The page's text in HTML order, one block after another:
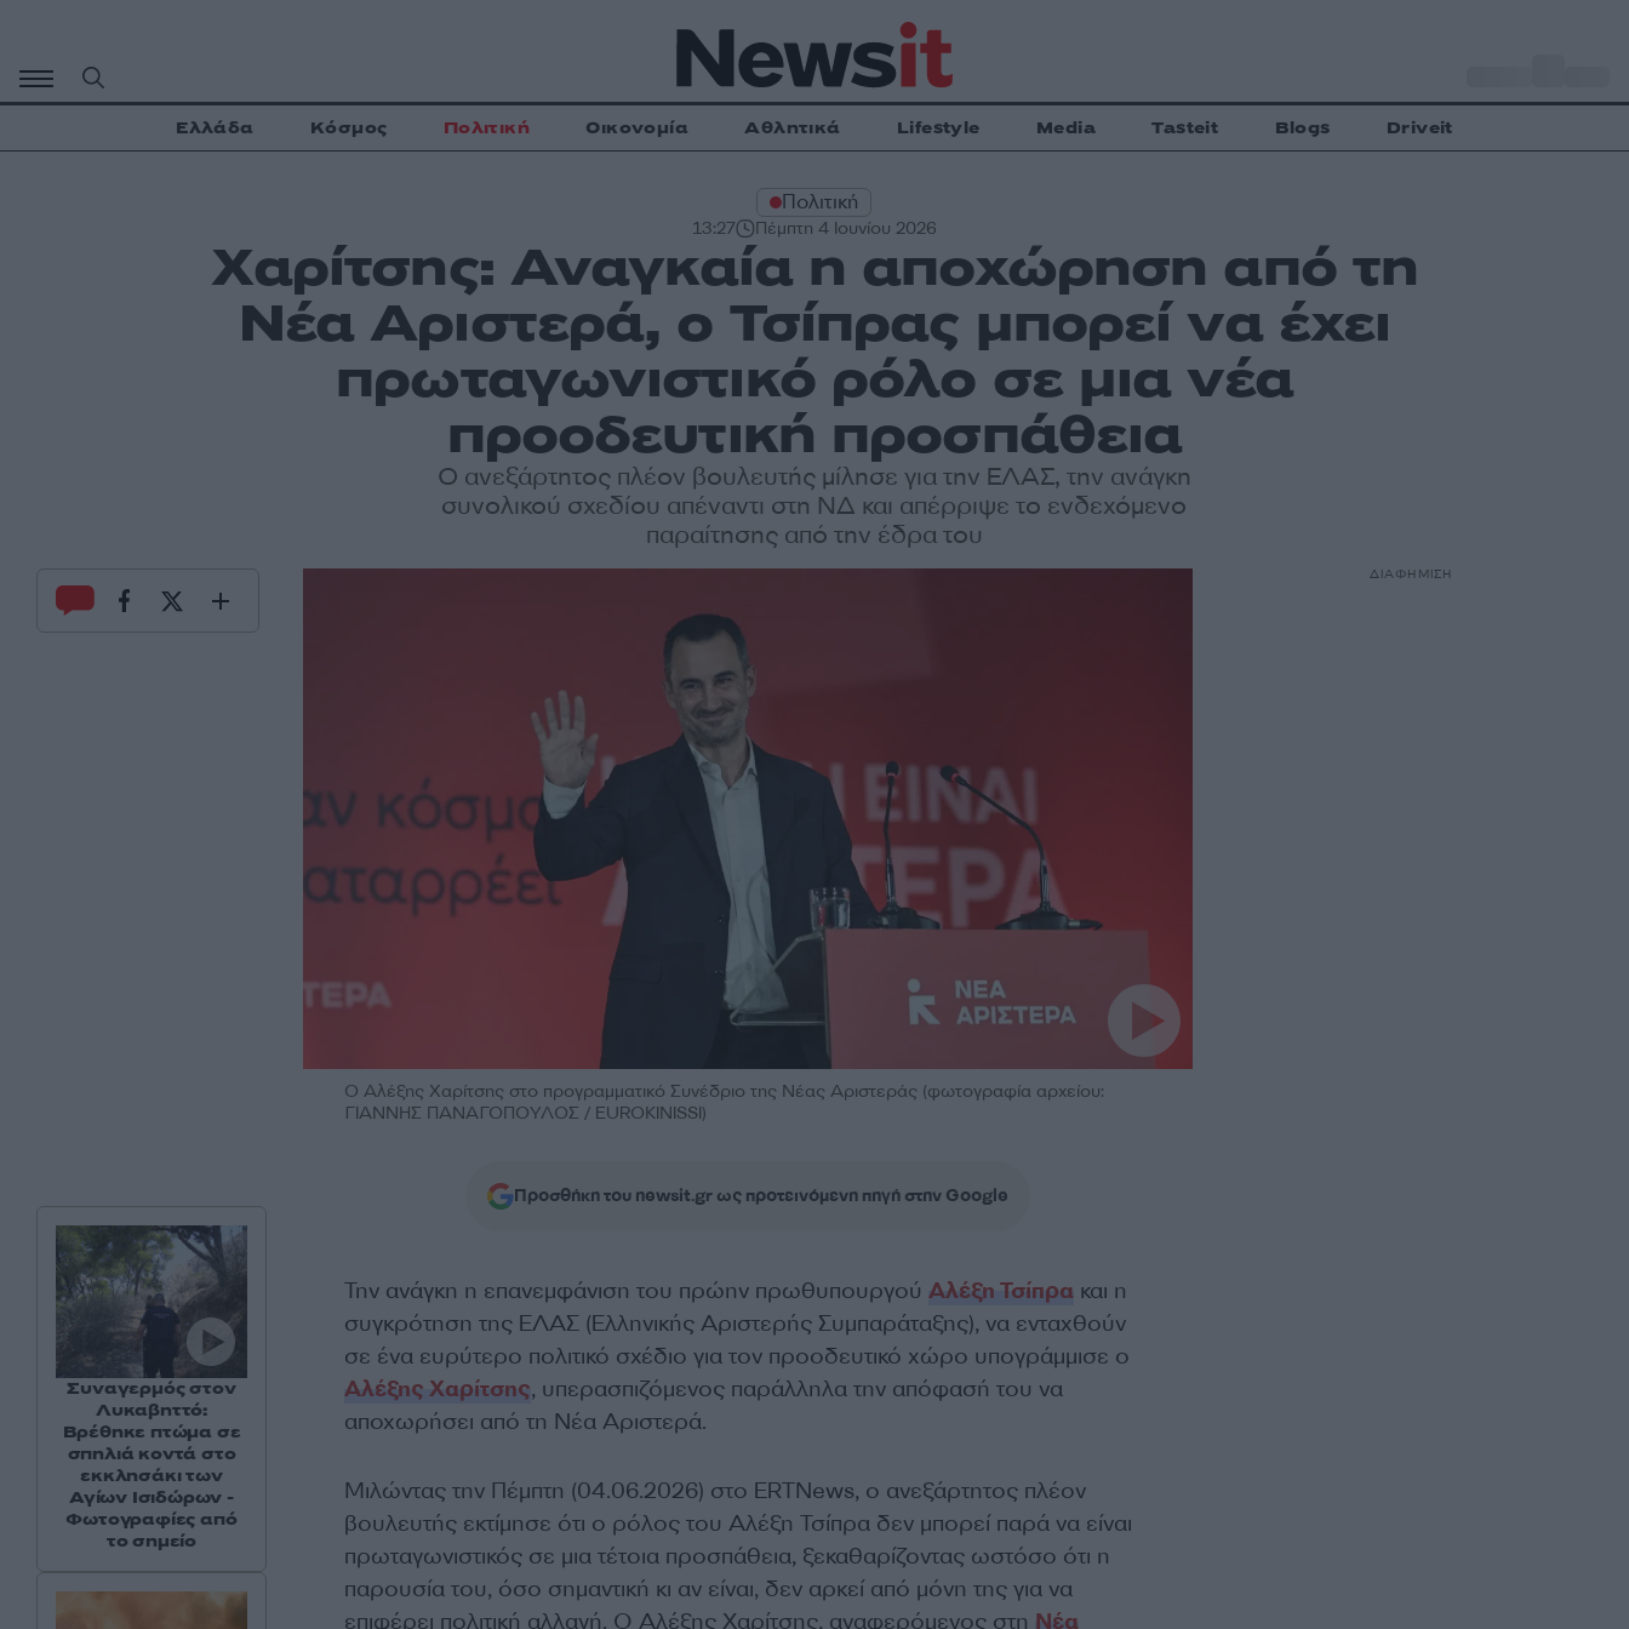
περιεχόμενο
Ελλάδα Κόσμος Πολιτική Οικονομία Αθλητικά Lifestyle Media Tasteit Blogs Driveit
Πολιτική
13:27 Πέμπτη 4 Ιουνίου 2026
Χαρίτσης: Αναγκαία η αποχώρηση από τη
Νέα Αριστερά, ο Τσίπρας μπορεί να έχει
πρωταγωνιστικό ρόλο σε μια νέα
προοδευτική προσπάθεια
Ο ανεξάρτητος πλέον βουλευτής μίλησε για την ΕΛΑΣ, την ανάγκη
συνολικού σχεδίου απέναντι στη ΝΔ και απέρριψε το ενδεχόμενο
παραίτησης από την έδρα του
Ο Αλέξης Χαρίτσης στο προγραμματικό Συνέδριο της Νέας Αριστεράς (φωτογραφία αρχείου:
ΓΙΑΝΝΗΣ ΠΑΝΑΓΟΠΟΥΛΟΣ / EUROKINISSI)
Προσθήκη του newsit.gr ως προτεινόμενη πηγή στην Google
Την ανάγκη η επανεμφάνιση του πρώην πρωθυπουργού Αλέξη Τσίπρακαι η
συγκρότηση της ΕΛΑΣ (Ελληνικής Αριστερής Συμπαράταξης), να ενταχθούν
σε ένα ευρύτερο πολιτικό σχέδιο για τον προοδευτικό χώρο υπογράμμισε ο
Αλέξης Χαρίτσης, υπερασπιζόμενος παράλληλα την απόφασή του να
αποχωρήσει από τη Νέα Αριστερά.
Μιλώντας την Πέμπτη (04.06.2026) στο ERTNews, ο ανεξάρτητος πλέον
βουλευτής εκτίμησε ότι ο ρόλος του Αλέξη Τσίπρα δεν μπορεί παρά να είναι
πρωταγωνιστικός σε μια τέτοια προσπάθεια, ξεκαθαρίζοντας ωστόσο ότι η
παρουσία του, όσο σημαντική κι αν είναι, δεν αρκεί από μόνη της για να
επιφέρει πολιτική αλλαγή. Ο Αλέξης Χαρίτσης, αναφερόμενος στη Νέα
Συναγερμός στον
Λυκαβηττό:
Βρέθηκε πτώμα σε
σπηλιά κοντά στο
εκκλησάκι των
Αγίων Ισιδώρων -
Φωτογραφίες από
το σημείο
ΔΙΑΦΗΜΙΣΗ